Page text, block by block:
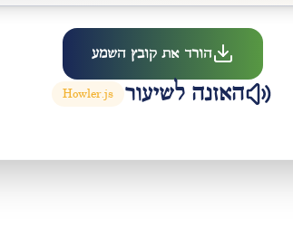
הורד את קובץ השמע
האזנה לשיעור Howler.js